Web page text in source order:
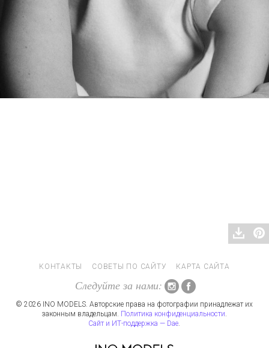
КОНТАКТЫ СОВЕТЫ ПО САЙТУ КАРТА САЙТА
Следуйте за нами:
© 2026 INO MODELS. Авторские права на фотографии принадлежат их
законным владельцам. Политика конфиденциальности.
Сайт и ИТ-поддержка — Dae.